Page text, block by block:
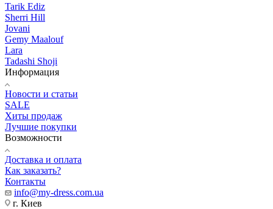
Tarik Ediz
Sherri Hill
Jovani
Gemy Maalouf
Lara
Tadashi Shoji
Информация
Новости и статьи
SALE
Хиты продаж
Лучшие покупки
Возможности
Доставка и оплата
Как заказать?
Контакты
info@my-dress.com.ua
г. Киев